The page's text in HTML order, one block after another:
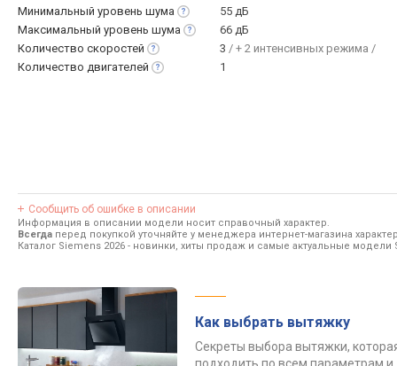
Минимальный уровень шума
55 дБ
Максимальный уровень шума
66 дБ
Количество скоростей 3 / + 2 интенсивных режима /
Количество двигателей 1
Сообщить об ошибке в описании
Информация в описании модели носит справочный характер.
Всегда перед покупкой уточняйте у менеджера интернет-магазина
Каталог Siemens 2026 - новинки, хиты продаж и самые актуальные модели
Как выбрать вытяжку
Секреты выбора вытяжки,